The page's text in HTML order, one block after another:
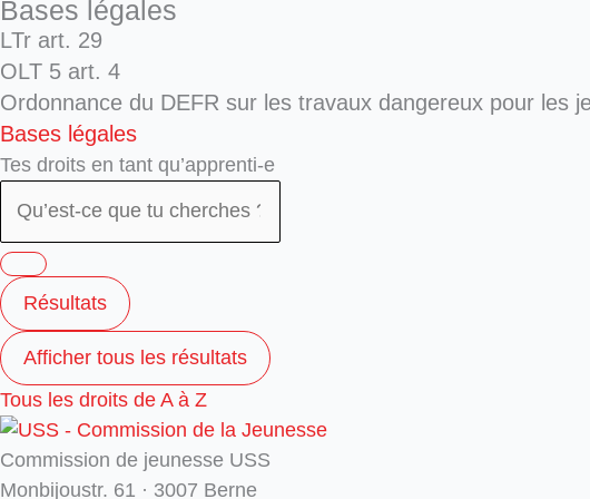
Bases légales
LTr art. 29
OLT 5 art. 4
Ordonnance du DEFR sur les travaux dangereux pour les
Bases légales
Tes droits en tant qu’apprenti-e
Résultats
Afficher tous les résultats
Tous les droits de A à Z
Commission de jeunesse USS
Monbijoustr. 61 · 3007 Berne